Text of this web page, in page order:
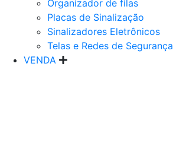
Organizador de filas
Placas de Sinalização
Sinalizadores Eletrônicos
Telas e Redes de Segurança
VENDA